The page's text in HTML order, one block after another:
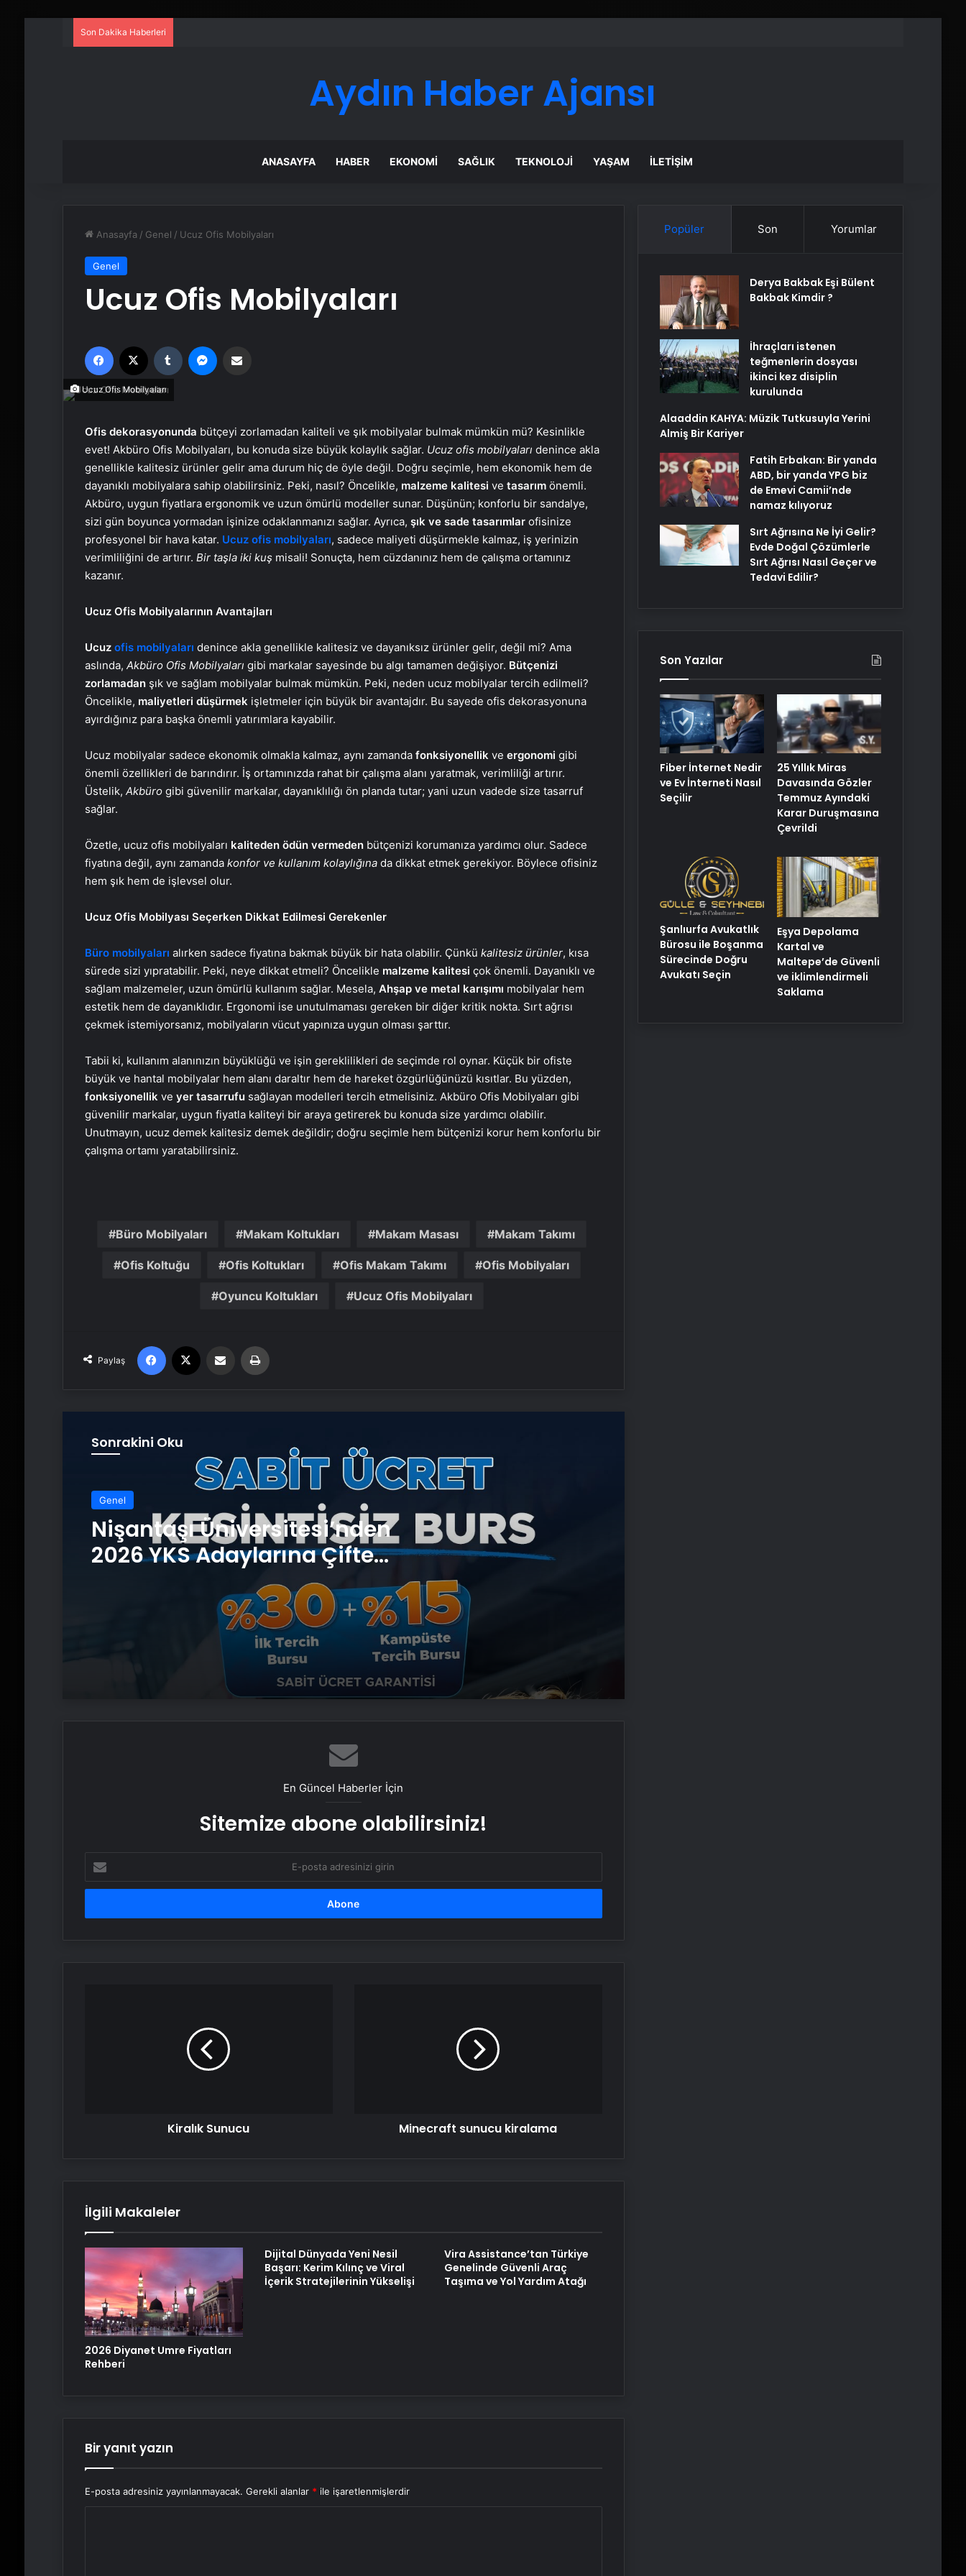
Son Dakika Haberleri
Aydın Haber Ajansı
ANASAYFA HABER EKONOMI SAĞLIK TEKNOLOJI YAŞAM İLETIŞIM
Anasayfa / Genel / Ucuz Ofis Mobilyaları
Genel
Ucuz Ofis Mobilyaları
Facebook Tumblr
Ucuz Ofis Mobilyaları
Ofis dekorasyonunda bütçeyi zorlamadan kaliteli ve şık mobilyalar bulmak mümkün mü? Kesinlikle
evet! Akbüro Ofis Mobilyaları, bu konuda size büyük kolaylık sağlar. Ucuz ofis mobilyaları denince akla
genellikle kalitesiz ürünler gelir ama durum hiç de öyle değil. Doğru seçimle, hem ekonomik hem de
dayanıklı mobilyalara sahip olabilirsiniz. Peki, nasıl? Öncelikle, malzeme kalitesi ve tasarımönemli.
Akbüro, uygun fiyatlara ergonomik ve uzun ömürlü modeller sunar. Düşünün; konforlu bir sandalye,
sizi gün boyunca yormadan işinize odaklanmanızı sağlar. Ayrıca, şık ve sade tasarımlarofisinize
profesyonel bir hava katar. Ucuz ofis mobilyaları, sadece maliyeti düşürmekle kalmaz, iş yerinizin
verimliliğini de artırır. Bir taşla iki kuş misali! Sonuçta, hem cüzdanınız hem de çalışma ortamınız
kazanır.
Ucuz Ofis Mobilyalarının Avantajları
Ucuz ofis mobilyaları denince akla genellikle kalitesiz ve dayanıksız ürünler gelir, değil mi? Ama
aslında, Akbüro Ofis Mobilyaları gibi markalar sayesinde bu algı tamamen değişiyor. Bütçenizi
zorlamadanşık ve sağlam mobilyalar bulmak mümkün. Peki, neden ucuz mobilyalar tercih edilmeli?
Öncelikle, maliyetleri düşürmekişletmeler için büyük bir avantajdır. Bu sayede ofis dekorasyonuna
ayırdığınız para başka önemli yatırımlara kayabilir.
Ucuz mobilyalar sadece ekonomik olmakla kalmaz, aynı zamanda fonksiyonellikve ergonomi gibi
önemli özellikleri de barındırır. İş ortamınızda rahat bir çalışma alanı yaratmak, verimliliği artırır.
Üstelik, Akbürogibi güvenilir markalar, dayanıklılığı ön planda tutar; yani uzun vadede size tasarruf
sağlar.
Özetle, ucuz ofis mobilyaları kaliteden ödün vermedenbütçenizi korumanıza yardımcı olur. Sadece
fiyatına değil, aynı zamanda konfor ve kullanım kolaylığınada dikkat etmek gerekiyor. Böylece ofisiniz
hem şık hem de işlevsel olur.
Ucuz Ofis Mobilyası Seçerken Dikkat Edilmesi Gerekenler
Büro mobilyaları alırken sadece fiyatına bakmak büyük bir hata olabilir. Çünkü kalitesiz ürünler, kısa
sürede sizi yıpratabilir. Peki, neye dikkat etmeli? Öncelikle malzeme kalitesi çok önemli. Dayanıklı ve
sağlam malzemeler, uzun ömürlü kullanım sağlar. Mesela, Ahşap ve metal karışımı mobilyalar hem
estetik hem de dayanıklıdır. Ergonomi ise unutulmaması gereken bir diğer kritik nokta. Sırt ağrısı
çekmek istemiyorsanız, mobilyaların vücut yapınıza uygun olması şarttır.
Tabii ki, kullanım alanınızın büyüklüğü ve işin gereklilikleri de seçimde rol oynar. Küçük bir ofiste
büyük ve hantal mobilyalar hem alanı daraltır hem de hareket özgürlüğünüzü kısıtlar. Bu yüzden,
fonksiyonellikve yer tasarrufusağlayan modelleri tercih etmelisiniz. Akbüro Ofis Mobilyaları gibi
güvenilir markalar, uygun fiyatla kaliteyi bir araya getirerek bu konuda size yardımcı olabilir.
Unutmayın, ucuz demek kalitesiz demek değildir; doğru seçimle hem bütçenizi korur hem konforlu bir
çalışma ortamı yaratabilirsiniz.
Büro Mobilyaları Makam Koltukları Makam Masası Makam Takımı
Ofis Koltuğu Ofis Koltukları Ofis Makam Takımı Ofis Mobilyaları
Oyuncu Koltukları Ucuz Ofis Mobilyaları
Paylaş
Facebook Email'den paylaş
Sonrakini Oku
Genel
Nişantaşı Üniversitesi’nden
2026 YKS Adaylarına Çifte
Güvence: Sabit Ücret ve
Kesintisiz Burs
Adaylarına Çifte Güvence: Sabit
Duruşmasına Çevrildi
Boşanma Sürecinde Doğru Avukatı
Seçin
Eşya Depolama Kartal ve
Maltepe’de Güvenli ve
iklimlendirmeli Saklama
Yarası Tedavisi
Zihnin Gizemli Sınırları ve Ötesi :
Nasılnedir.com
Serjoy : Dijital Medya Ajansı, Google
Alaaddin KAHYA: Müzik Tutkusuyla
En Güncel Haberler İçin
Sitemize abone olabilirsiniz!
posta
adresinizi
Kiralık Sunucu Minecraft sunucu kiralama
İlgili Makaleler
2026 Diyanet Umre Fiyatları
Rehberi
Dijital Dünyada Yeni Nesil
Başarı: Kerim Kılınç ve Viral
İçerik Stratejilerinin Yükselişi
Vira Assistance’tan Türkiye
Genelinde Güvenli Araç
Taşıma ve Yol Yardım Atağı
Bir yanıt yazın
E-posta adresiniz yayınlanmayacak. Gerekli alanlar * ile işaretlenmişlerdir
Popüler Son Yorumlar
Derya Bakbak Eşi Bülent
Bakbak Kimdir ?
İhraçları istenen
teğmenlerin dosyası
ikinci kez disiplin
kurulunda
Alaaddin KAHYA: Müzik Tutkusuyla Yerini
Almiş Bir Kariyer
Fatih Erbakan: Bir yanda
ABD, bir yanda YPG biz
de Emevi Camii’nde
namaz kılıyoruz
Sırt Ağrısına Ne İyi Gelir?
Evde Doğal Çözümlerle
Sırt Ağrısı Nasıl Geçer ve
Tedavi Edilir?
Son Yazılar
Fiber İnternet Nedir
ve Ev İnterneti Nasıl
Seçilir
25 Yıllık Miras
Davasında Gözler
Temmuz Ayındaki
Karar Duruşmasına
Çevrildi
Şanlıurfa Avukatlık
Bürosu ile Boşanma
Sürecinde Doğru
Avukatı Seçin
Eşya Depolama
Kartal ve
Maltepe’de Güvenli
ve iklimlendirmeli
Saklama